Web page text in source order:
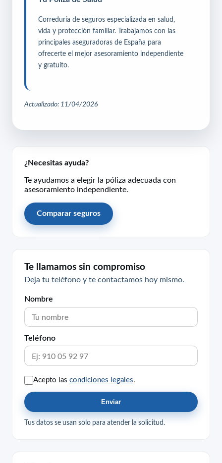
Correduría de seguros especializada en salud,
vida y protección familiar. Trabajamos con las
principales aseguradoras de España para
ofrecerte el mejor asesoramiento independiente
y gratuito.
Actualizado: 11/04/2026
¿Necesitas ayuda?
Te ayudamos a elegir la póliza adecuada con
asesoramiento independiente.
Comparar seguros
Te llamamos sin compromiso
Deja tu teléfono y te contactamos hoy mismo.
Nombre
Teléfono
Acepto las condiciones legales.
Enviar
Tus datos se usan solo para atender la solicitud.